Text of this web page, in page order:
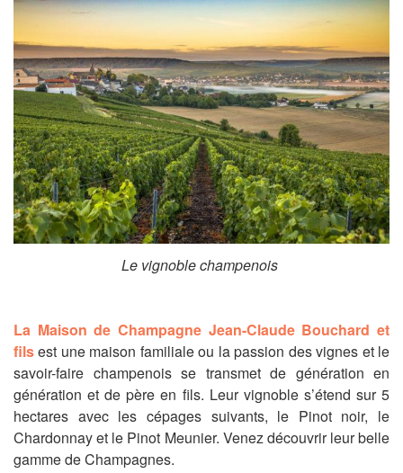
Le vignoble champenois
La Maison de Champagne Jean-Claude Bouchard et
filsest une maison familiale ou la passion des vignes et le
savoir-faire champenois se transmet de génération en
génération et de père en fils. Leur vignoble s’étend sur 5
hectares avec les cépages suivants, le Pinot noir, le
Chardonnay et le Pinot Meunier. Venez découvrir leur belle
gamme de Champagnes.